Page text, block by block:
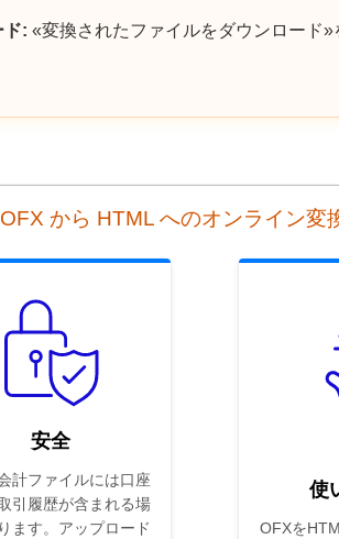
ド: «変換されたファイルをダウンロード
OFX から HTML へのオンライン変
安全
計ファイルには口座
引履歴が含まれる場
ます。アップロード
使
OFXを